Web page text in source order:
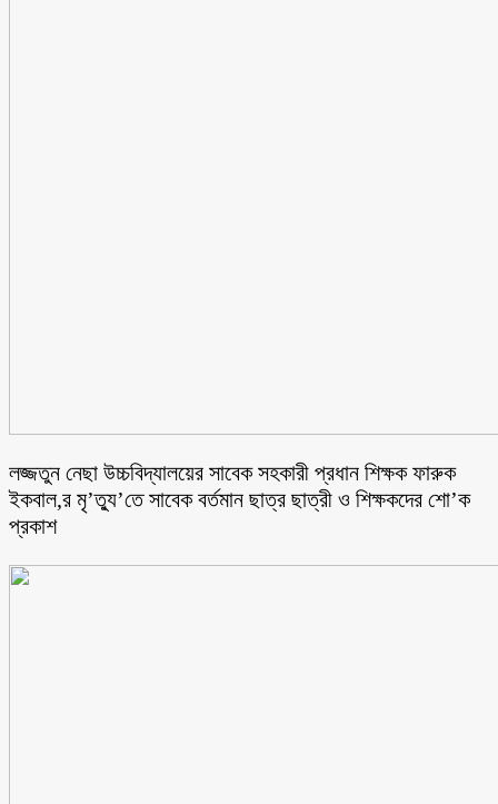
লজ্জতুন নেছা উচ্চবিদ্যালয়ের সাবেক সহকারী প্রধান শিক্ষক ফারুক
ইকবাল,র মৃ’ত্যু’তে সাবেক বর্তমান ছাত্র ছাত্রী ও শিক্ষকদের শো’ক
প্রকাশ